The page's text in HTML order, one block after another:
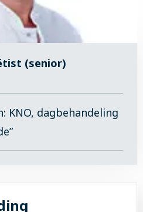
(senior)
KNO, dagbehandeling